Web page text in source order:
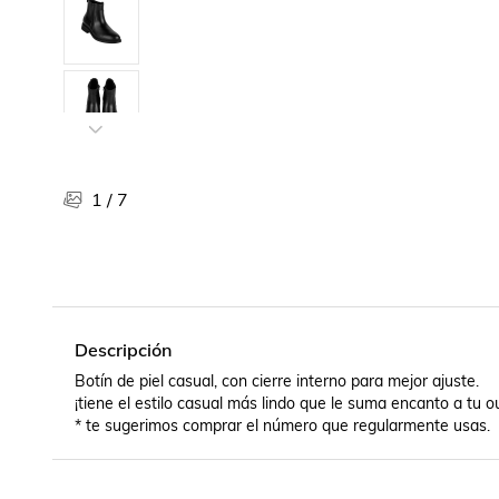
Libros, revistas y comics
Películas, series de tv y música
Otras categorías
Bebidas
Súpermercado
1 / 7
Descripción
Botín de piel casual, con cierre interno para mejor ajuste.
¡tiene el estilo casual más lindo que le suma encanto a tu
* te sugerimos comprar el número que regularmente usas.